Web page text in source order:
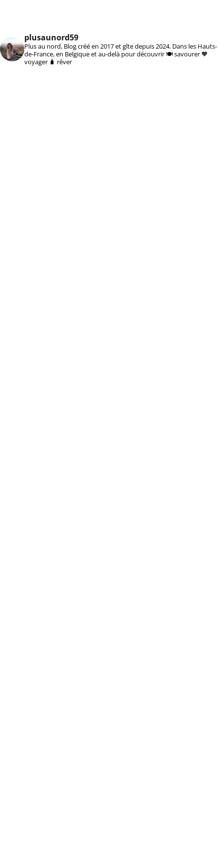
plusaunord59
Plus au nord, Blog créé en 2017 et gîte depuis 2024. Dans les Hauts-
de-France, en Belgique et au-delà pour découvrir 🍽️ savourer 🧡
voyager 🧳 rêver